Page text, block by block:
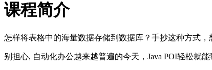
课程简介
怎样将表格中的海量数据存储到数据库？手抄这种方式，
别担心, 自动化办公越来越普遍的今天，Java POI轻松就能